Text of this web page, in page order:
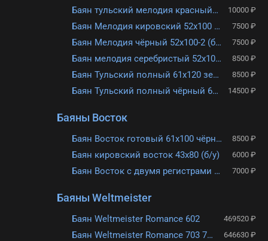
Баян тульский мелодия красный 45х80 (б/у) 10000 ₽
Баян Мелодия кировский 52х100 (б/у) 7500 ₽
Баян Мелодия чёрный 52х100-2 (б/у) 7500 ₽
Баян мелодия серебристый 52х100-II (б/у) 8500 ₽
Баян Тульский полный 61х120 зелёный 8500 ₽
Баян Тульский полный чёрный 61х120-II (б/у) 14500 ₽
Баяны Восток
Баян Восток готовый 61х100 чёрный 8500 ₽
Баян кировский восток 43х80 (б/у) 6000 ₽
Баян Восток с двумя регистрами 52х100 (б/у) 7000 ₽
Баяны Weltmeister
Баян Weltmeister Romance 602 469520 ₽
Баян Weltmeister Romance 703 70/96/III/5/3 646630 ₽